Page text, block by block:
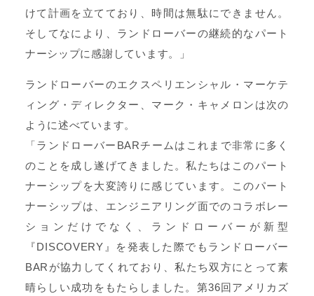
けて計画を立てており、時間は無駄にできません。
そしてなにより、ランドローバーの継続的なパート
ナーシップに感謝しています。」
ランドローバーのエクスペリエンシャル・マーケテ
ィング・ディレクター、マーク・キャメロンは次の
ように述べています。
「ランドローバーBARチームはこれまで非常に多く
のことを成し遂げてきました。私たちはこのパート
ナーシップを大変誇りに感じています。このパート
ナーシップは、エンジニアリング面でのコラボレー
ションだけでなく、ランドローバーが新型
『DISCOVERY』を発表した際でもランドローバー
BARが協力してくれており、私たち双方にとって素
晴らしい成功をもたらしました。第36回アメリカズ